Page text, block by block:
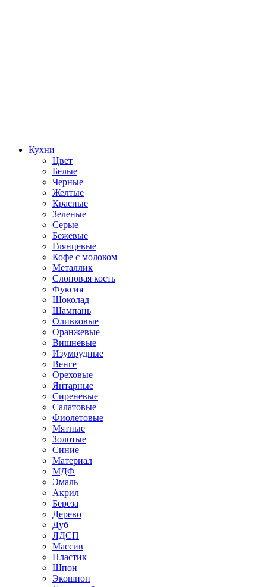
Кухни
Цвет
Белые
Черные
Желтые
Красные
Зеленые
Серые
Бежевые
Глянцевые
Кофе с молоком
Металлик
Слоновая кость
Фуксия
Шоколад
Шампань
Оливковые
Оранжевые
Вишневые
Изумрудные
Венге
Ореховые
Янтарные
Сиреневые
Салатовые
Фиолетовые
Мятные
Золотые
Синие
Материал
МДФ
Эмаль
Акрил
Береза
Дерево
Дуб
ЛДСП
Массив
Пластик
Шпон
Экошпон